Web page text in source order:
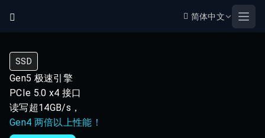
简体中文
SSD
Gen5 极速引擎
PCIe 5.0 x4 接口
读写超14GB/s，
Gen4 两倍以上性能！